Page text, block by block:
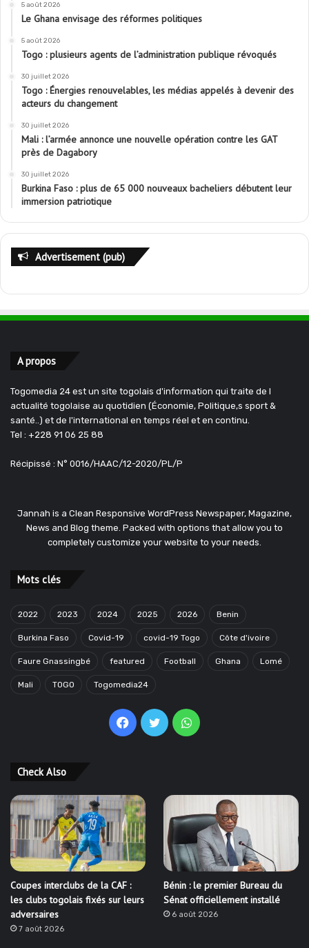
5 août 2026
Le Ghana envisage des réformes politiques
5 août 2026
Togo : plusieurs agents de l’administration publique révoqués
30 juillet 2026
Togo : Énergies renouvelables, les médias appelés à devenir des
acteurs du changement
30 juillet 2026
Mali : l’armée annonce une nouvelle opération contre les GAT
près de Dagabory
30 juillet 2026
Burkina Faso : plus de 65 000 nouveaux bacheliers débutent leur
immersion patriotique
Advertisement (pub)
A propos
Togomedia 24 est un site togolais d'information qui traite de l
actualité togolaise au quotidien (Économie, Politique,s sport &
santé..) et de l'international en temps réel et en continu.
Tel : +228 91 06 25 88
Récipissé : N° 0016/HAAC/12-2020/PL/P
Jannah is a Clean Responsive WordPress Newspaper, Magazine,
News and Blog theme. Packed with options that allow you to
completely customize your website to your needs.
Mots clés
2022 2023 2024 2025 2026 Benin
Burkina Faso Covid-19 covid-19 Togo Côte d'ivoire
Faure Gnassingbé featured Football Ghana Lomé
Mali TOGO Togomedia24
Facebook
TwitterWhatsApp
Check Also
Coupes interclubs de la CAF :
les clubs togolais fixés sur leurs
adversaires
7 août 2026
Bénin : le premier Bureau du
Sénat officiellement installé
6 août 2026